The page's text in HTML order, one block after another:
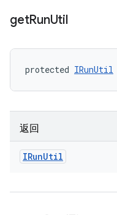
getRunUtil
protected IRunUtil
返回
IRunUtil